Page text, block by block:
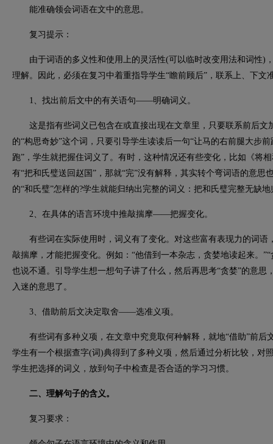
能准确领会词语在文中的意思。
复习提示：
由于词语的多义性和使用上的灵活性(可以临时改变用法和词性)
理解。因此，必须在复习中着重指导学生“瞻前顾后”，联系上、下文
1、找出前后文中的有关语句——明确词义。
这是指有些词义已包含在或直接出现在文章里，只要联系前后文
的“构思奇妙”这个词，只要引导学生读读后一句“让马的右前腿大步
跑”，学生就把握住词义了。有时，这种情况还有些变化，比如《将
有“把和氏璧送回赵国”，那就“完”没有解释，其实转个弯词语的意思
的“和氏璧”怎样的?学生就能归纳出完整的词义：把和氏璧完整无缺
2、在具体的语言环境中推敲揣摩——把握变化。
有些词在实际使用时，词义有了变化。对这些富有表现力的词语
敲揣摩，才能把握变化。例如：“他借到一本杂志，贪婪地读起来。
也说不通。引导学生想一想句子讲了什么，然后再思考“贪婪”的意思
入迷的意思了。
3、借助前后文决定取舍——选准义项。
有些词有多种义项，在文章中究竟取何种解释，就地“借助”前后
学生有一个根据查字(词)典得到了多种义项，然后通过分析比较，对
学生把选择的词义，放到句子中检查是否合适的学习习惯。
二、理解句子的含义。
复习要求：